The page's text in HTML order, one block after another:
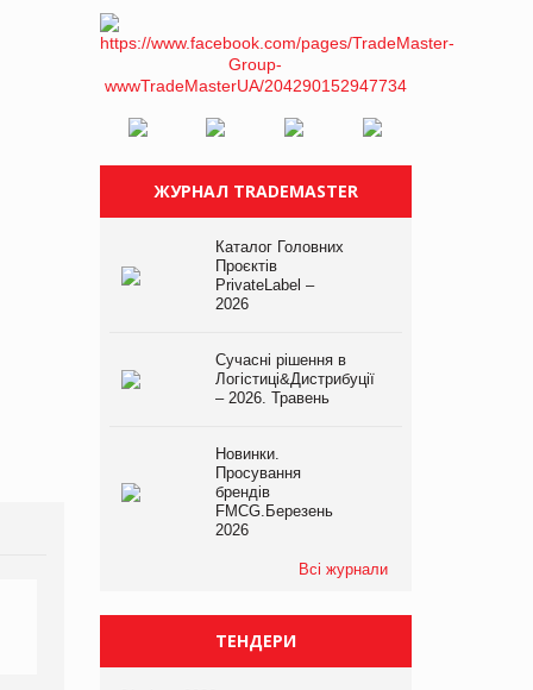
ЖУРНАЛ TRADEMASTER
Каталог Головних
Проєктів
PrivateLabel –
2026
Сучасні рішення в
Логістиці&Дистрибуції
– 2026. Травень
Новинки.
Просування
брендів
FMCG.Березень
2026
Всі журнали
ТЕНДЕРИ